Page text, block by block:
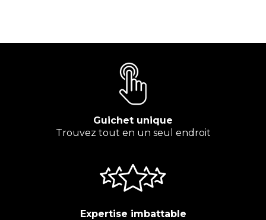
Guichet unique
Trouvez tout en un seul endroit
Expertise imbattable